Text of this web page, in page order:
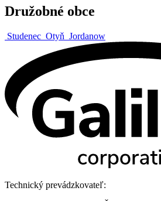
Družobné obce
Studenec Otyň Jordanow
Technický prevádzkovateľ: